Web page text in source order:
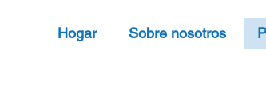
Hogar Sobre nosotros